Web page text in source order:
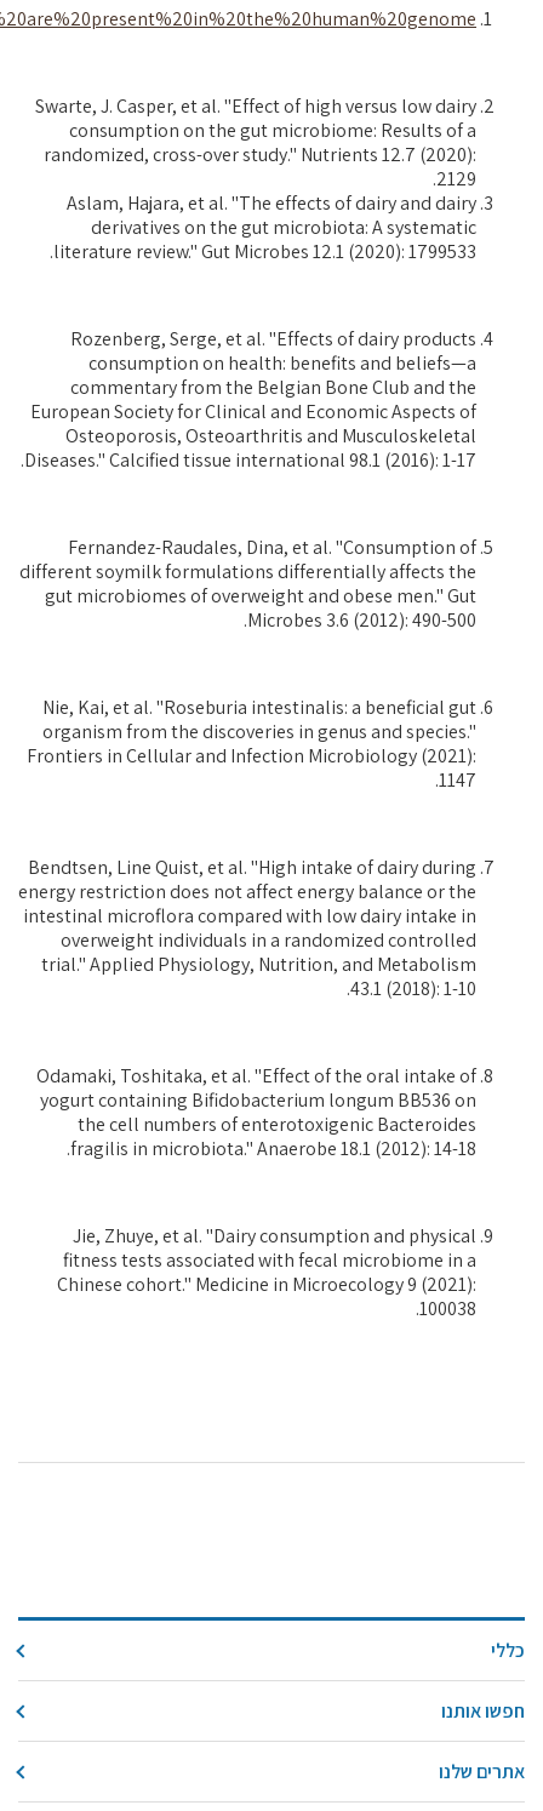
Swarte, J. Casper, et al. "Effect of high versus low dairy
consumption on the gut microbiome: Results of a
randomized, cross-over study." Nutrients 12.7 (2020):
2129.‏
Aslam, Hajara, et al. "The effects of dairy and dairy
derivatives on the gut microbiota: A systematic
literature review." Gut Microbes 12.1 (2020): 1799533.‏
Rozenberg, Serge, et al. "Effects of dairy products
consumption on health: benefits and beliefs—a
commentary from the Belgian Bone Club and the
European Society for Clinical and Economic Aspects of
Osteoporosis, Osteoarthritis and Musculoskeletal
Diseases." Calcified tissue international 98.1 (2016): 1-17.‏
Fernandez-Raudales, Dina, et al. "Consumption of
different soymilk formulations differentially affects the
gut microbiomes of overweight and obese men." Gut
Microbes 3.6 (2012): 490-500.‏
Nie, Kai, et al. "Roseburia intestinalis: a beneficial gut
organism from the discoveries in genus and species."
Frontiers in Cellular and Infection Microbiology (2021):
1147.‏
Bendtsen, Line Quist, et al. "High intake of dairy during
energy restriction does not affect energy balance or the
intestinal microflora compared with low dairy intake in
overweight individuals in a randomized controlled
trial." Applied Physiology, Nutrition, and Metabolism
43.1 (2018): 1-10.‏
Odamaki, Toshitaka, et al. "Effect of the oral intake of
yogurt containing Bifidobacterium longum BB536 on
the cell numbers of enterotoxigenic Bacteroides
fragilis in microbiota." Anaerobe 18.1 (2012): 14-18.‏
Jie, Zhuye, et al. "Dairy consumption and physical
fitness tests associated with fecal microbiome in a
Chinese cohort." Medicine in Microecology 9 (2021):
100038.‏
כללי
חפשו אותנו
אתרים שלנו